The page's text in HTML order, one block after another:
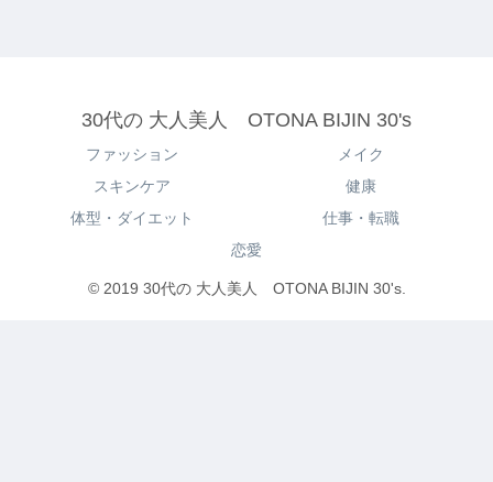
30代の 大人美人 OTONA BIJIN 30's
ファッション
メイク
スキンケア
健康
体型・ダイエット
仕事・転職
恋愛
© 2019 30代の 大人美人 OTONA BIJIN 30's.